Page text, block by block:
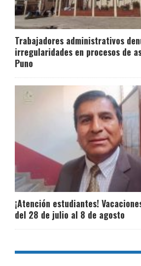
Trabajadores administrativos
irregularidades en procesos de
Puno
¡Atención estudiantes!
del 28 de julio al 8 de agosto